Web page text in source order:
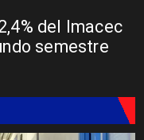
del Imacec
semestre